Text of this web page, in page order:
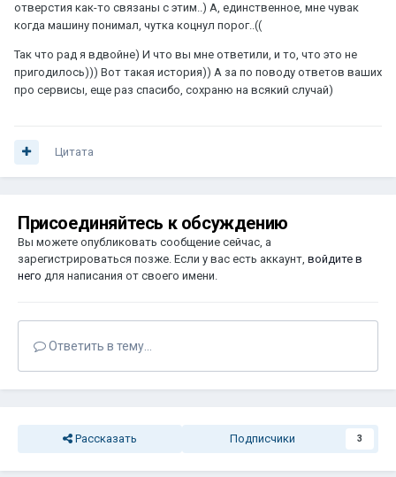
отверстия как-то связаны с этим..) А, единственное, мне чувак
когда машину понимал, чутка коцнул порог..((
Так что рад я вдвойне) И что вы мне ответили, и то, что это не
пригодилось))) Вот такая история)) А за по поводу ответов ваших
про сервисы, еще раз спасибо, сохраню на всякий случай)
Цитата
Присоединяйтесь к обсуждению
Вы можете опубликовать сообщение сейчас, а
зарегистрироваться позже. Если у вас есть аккаунт, войдите в
него для написания от своего имени.
Ответить в тему...
Рассказать Подписчики 3